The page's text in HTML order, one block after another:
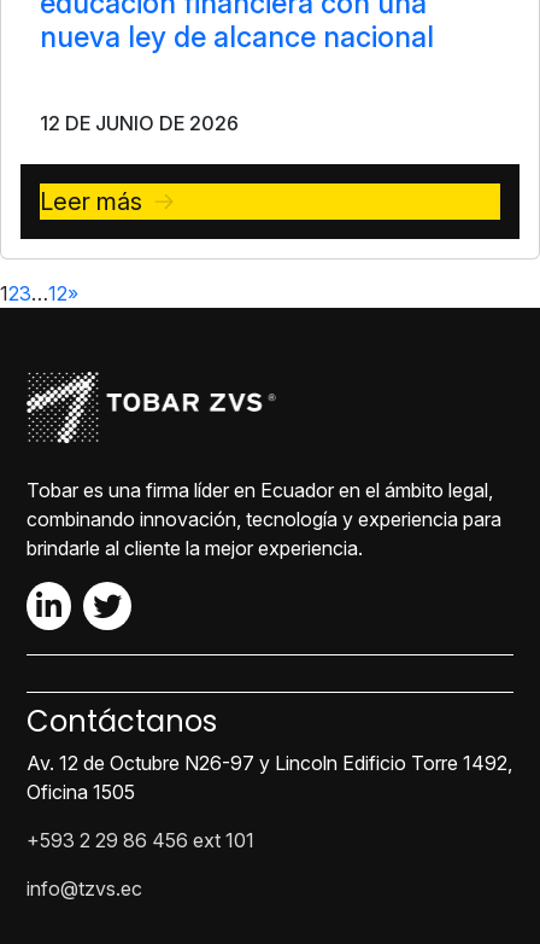
nueva ley de alcance nacional
12 DE JUNIO DE 2026
Leer más
123…12»
Tobar es una firma líder en Ecuador en el ámbito legal,
combinando innovación, tecnología y experiencia para
brindarle al cliente la mejor experiencia.
Contáctanos
Av. 12 de Octubre N26-97 y Lincoln Edificio Torre 1492,
Oficina 1505
+593 2 29 86 456 ext 101
info@tzvs.ec